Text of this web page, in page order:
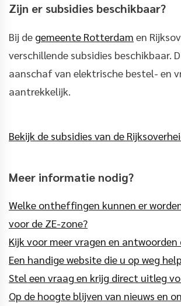
Zijn er subsidies beschikbaar?
Bij de gemeente Rotterdam en
verschillende subsidies beschikbaar.
aanschaf van elektrische bestel- en
aantrekkelijk.
Bekijk de subsidies van de
Meer informatie nodig?
Welke ontheffingen kunnen er
voor de ZE-zone?
Kijk voor meer vragen en
Een handige website die u op weg
Stel een vraag en krijg direct uitleg
Op de hoogte blijven van nieuws en